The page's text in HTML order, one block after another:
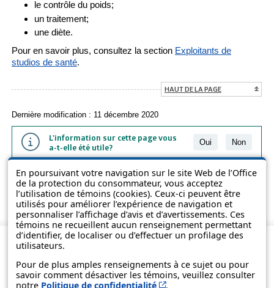
En poursuivant votre navigation sur le site Web de l’Office
de la protection du consommateur, vous acceptez
l’utilisation de témoins (cookies). Ceux-ci peuvent être
utilisés pour améliorer l’expérience de navigation et
personnaliser l’affichage d’avis et d’avertissements. Ces
témoins ne recueillent aucun renseignement permettant
d’identifier, de localiser ou d’effectuer un profilage des
utilisateurs.
Pour de plus amples renseignements à ce sujet ou pour
savoir comment désactiver les témoins, veuillez consulter
notre Politique de confidentialité Cet hyperlien s’ouvrira
.
le contrôle du poids;
un traitement;
une diète.
Pour en savoir plus, consultez la section Exploitants de
studios de santé.
HAUT DE LA PAGE
Dernière modification : 11 décembre 2020
L'information sur cette page vous
a-t-elle été utile?
Oui Non
L'information présentée dans cette page a été vulgarisée pour en
favoriser la compréhension. Elle ne remplace pas les textes des lois
et des règlements.